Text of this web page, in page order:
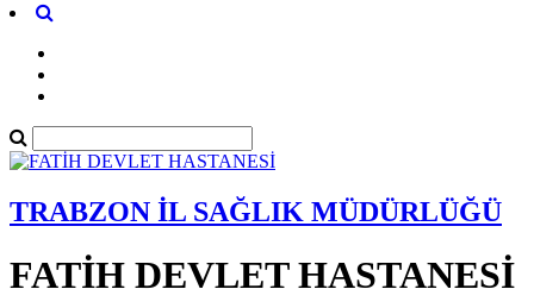
TRABZON İL SAĞLIK MÜDÜRLÜĞÜ
FATİH DEVLET HASTANESİ